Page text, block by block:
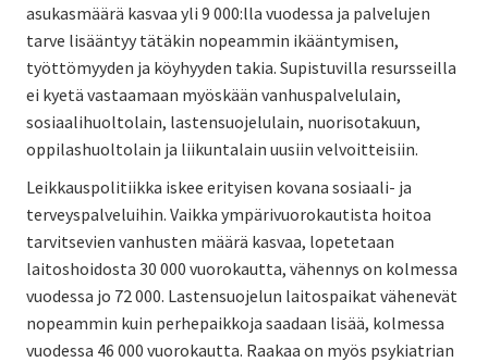
asukasmäärä kasvaa yli 9 000:lla vuodessa ja palvelujen
tarve lisääntyy tätäkin nopeammin ikääntymisen,
työttömyyden ja köyhyyden takia. Supistuvilla resursseilla
ei kyetä vastaamaan myöskään vanhuspalvelulain,
sosiaalihuoltolain, lastensuojelulain, nuorisotakuun,
oppilashuoltolain ja liikuntalain uusiin velvoitteisiin.
Leikkauspolitiikka iskee erityisen kovana sosiaali- ja
terveyspalveluihin. Vaikka ympärivuorokautista hoitoa
tarvitsevien vanhusten määrä kasvaa, lopetetaan
laitoshoidosta 30 000 vuorokautta, vähennys on kolmessa
vuodessa jo 72 000. Lastensuojelun laitospaikat vähenevät
nopeammin kuin perhepaikkoja saadaan lisää, kolmessa
vuodessa 46 000 vuorokautta. Raakaa on myös psykiatrian